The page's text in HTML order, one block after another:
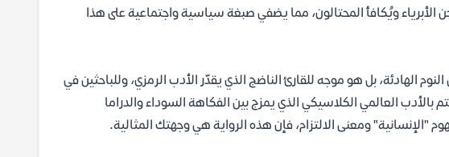
الأبرياء ويُكافأ المحتالون، مما يضفي صبغة سياسية واجتماعية على هذا
الهادئة، بل هو موجه للقارئ الناضج الذي يقدّر الأدب الرمزي، وللباحثين في
العالمي الكلاسيكي الذي يمزج بين الفكاهة السوداء والدراما
"الإنسانية" ومعنى الالتزام، فإن هذه الرواية هي وجهتك المثالية.